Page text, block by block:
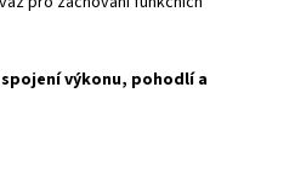
výkonu, pohodlí a